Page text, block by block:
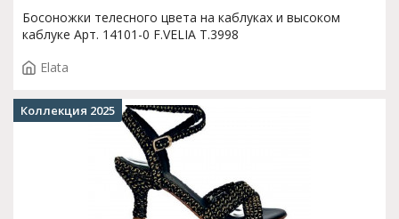
Босоножки телесного цвета на каблуках и высоком
каблуке Арт. 14101-0 F.VELIA T.3998
Elata
Коллекция 2025